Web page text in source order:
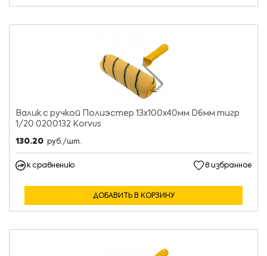
Валик с ручкой Полиэстер 13х100х40мм D6мм тигр
1/20 0200132 Korvus
130.20 руб./шт.
к сравнению в избранное
ДОБАВИТЬ В КОРЗИНУ